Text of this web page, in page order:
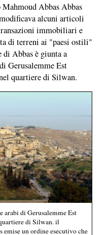
Abbas Abbas
alcuni articoli
immobiliari e
di terreni ai "paesi ostili"
Abbas è giunta a
Gerusalemme Est
quartiere di Silwan.
arabi di Gerusalemme Est
di Silwan. il
un ordine esecutivo che